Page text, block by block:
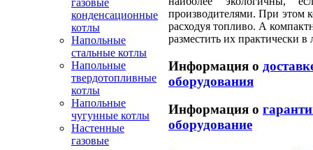
газовые
конденсационные
котлы
Напольные
стальные котлы
Напольные
твердотопливные
котлы
Напольные
чугунные котлы
Настенные
газовые
производителями. При этом
расходуя топливо. А
разместить их практически
Информация о
оборудования
Информация о
оборудование